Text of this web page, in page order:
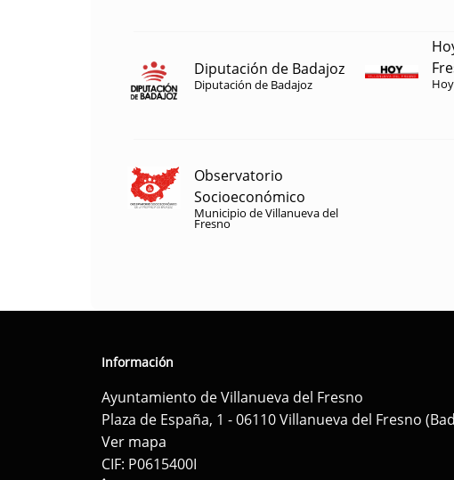
Diputación de Badajoz
Diputación de Badajoz
Observatorio
Socioeconómico
Municipio de Villanueva del
Fresno
Información
Ayuntamiento de Villanueva del Fresno
Plaza de España, 1 - 06110 Villanueva del Fresno
Ver mapa
CIF: P0615400I